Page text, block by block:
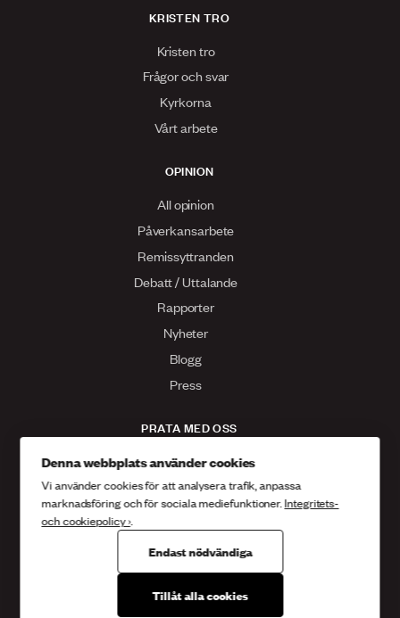
KRISTEN TRO
Kristen tro
Frågor och svar
Kyrkorna
Vårt arbete
OPINION
All opinion
Påverkansarbete
Remissyttranden
Debatt / Uttalande
Rapporter
Nyheter
Blogg
Press
PRATA MED OSS
Kontakta oss
Facebook
Twitter
Sveriges kristna råd
Denna webbplats använder cookies
Vi använder cookies för att analysera trafik, anpassa
marknadsföring och för sociala mediefunktioner.Integritets-
och cookiepolicy ›.
Endast nödvändiga
Tillåt alla cookies